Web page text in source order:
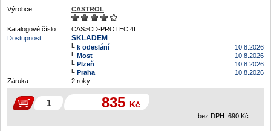
Výrobce: CASTROL
Katalogové číslo:
CAS>CD-PROTEC 4L
Dostupnost:
SKLADEM
k odeslání
10.8.2026
Most
10.8.2026
Plzeň
10.8.2026
Praha
10.8.2026
Záruka:
2 roky
835 Kč
bez DPH: 690 Kč